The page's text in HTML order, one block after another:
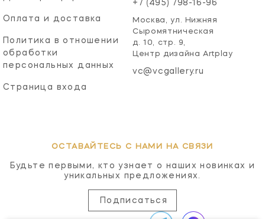
Оплата и доставка
Политика в отношении
обработки
персональных данных
Страница входа
+7 (495) 798-16-96
Москва, ул. Нижняя
Сыромятническая
д. 10, стр. 9,
Центр дизайна Artplay
vc@vcgallery.ru
ОСТАВАЙТЕСЬ С НАМИ НА СВЯЗИ
Будьте первыми, кто узнает о наших новинках и
уникальных предложениях.
Подписаться